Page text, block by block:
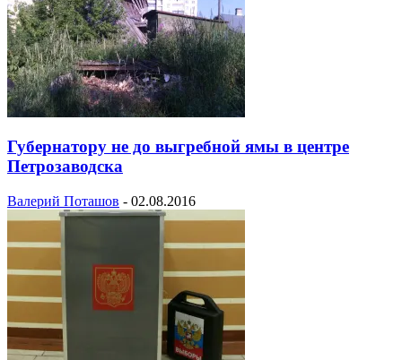
Губернатору не до выгребной ямы в центре
Петрозаводска
Валерий Поташов - 02.08.2016